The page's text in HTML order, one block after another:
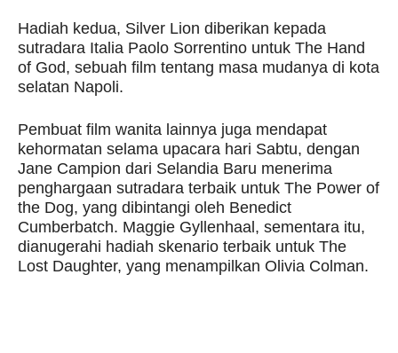
Hadiah kedua, Silver Lion diberikan kepada
sutradara Italia Paolo Sorrentino untuk The Hand
of God, sebuah film tentang masa mudanya di kota
selatan Napoli.
Pembuat film wanita lainnya juga mendapat
kehormatan selama upacara hari Sabtu, dengan
Jane Campion dari Selandia Baru menerima
penghargaan sutradara terbaik untuk The Power of
the Dog, yang dibintangi oleh Benedict
Cumberbatch. Maggie Gyllenhaal, sementara itu,
dianugerahi hadiah skenario terbaik untuk The
Lost Daughter, yang menampilkan Olivia Colman.